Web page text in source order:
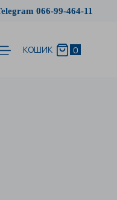
066-99-464-11
КОШИК 0